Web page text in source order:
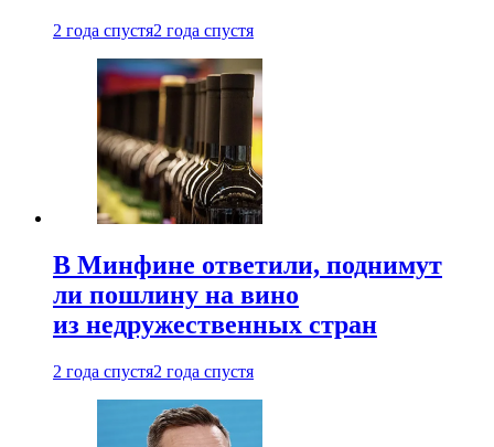
2 года спустя2 года спустя
В Минфине ответили, поднимут
ли пошлину на вино
из недружественных стран
2 года спустя2 года спустя